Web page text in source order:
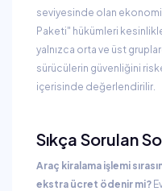
seviyesinde olan
Paketi" hükümleri
yalnızca orta ve üst
sürücülerin güvenliğini
içerisinde değerlendirilir.
Sıkça Sorulan
Araç kiralama işlemi
ekstra ücret ödenir mi?